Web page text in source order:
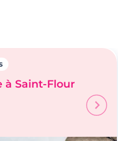
à Saint-Flour